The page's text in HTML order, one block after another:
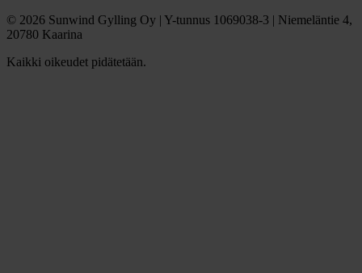
© 2026 Sunwind Gylling Oy | Y-tunnus 1069038-3 | Niemeläntie 4,
20780 Kaarina
Kaikki oikeudet pidätetään.